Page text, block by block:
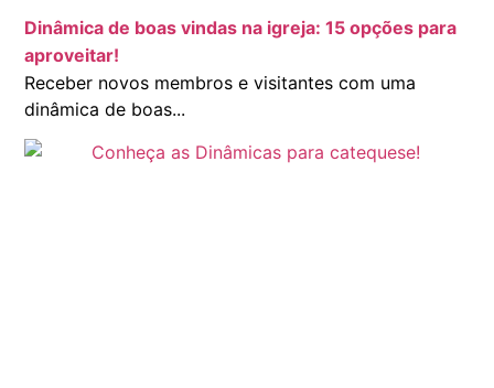
Dinâmica de boas vindas na igreja: 15 opções para
aproveitar!
Receber novos membros e visitantes com uma
dinâmica de boas...